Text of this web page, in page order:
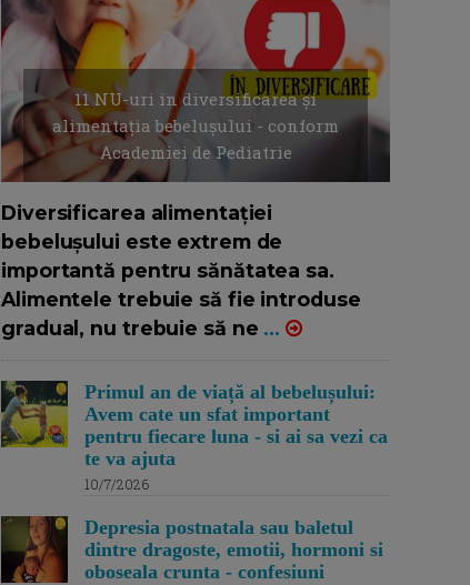
11 NU-uri in diversificarea și
alimentația bebelușului - conform
Academiei de Pediatrie
Diversificarea alimentației
bebelușului este extrem de
importantă pentru sănătatea sa.
Alimentele trebuie să fie introduse
gradual, nu trebuie să ne ...
Primul an de viață al bebelușului:
Avem cate un sfat important
pentru fiecare luna - si ai sa vezi ca
te va ajuta
10/7/2026
Depresia postnatala sau baletul
dintre dragoste, emotii, hormoni si
oboseala crunta - confesiuni